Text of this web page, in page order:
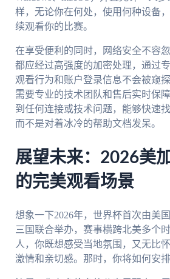
样，无论你在何处，使用何种设备
续观看你的比赛。
在享受便利的同时，网络安全不容
都应经过高强度的加密处理，通过
观看行为和账户登录信息不会被窥
需要专业的技术团队和售后实时保
到任何连接或技术问题，能够快速
而不是对着冰冷的帮助文档发呆。
展望未来：2026美
的完美观看场景
想象一下2026年，世界杯首次由美
三国联合举办，赛事横跨北美多个
人，你既想感受当地氛围，又无比
激情和亲切感。那时，你将如何安